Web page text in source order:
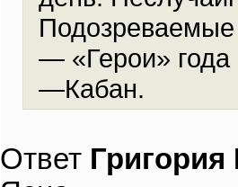
Подозреваемые
— «Герои»
—Кабан.
Ответ